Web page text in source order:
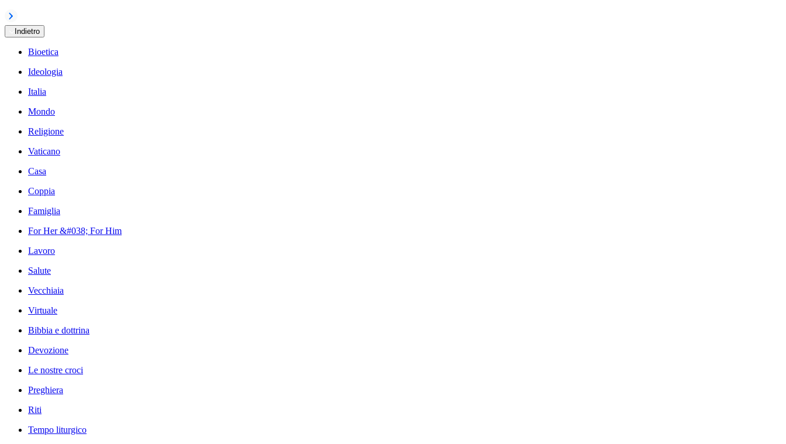
Indietro
Bioetica
Ideologia
Italia
Mondo
Religione
Vaticano
Casa
Coppia
Famiglia
For Her &#038; For Him
Lavoro
Salute
Vecchiaia
Virtuale
Bibbia e dottrina
Devozione
Le nostre croci
Preghiera
Riti
Tempo liturgico